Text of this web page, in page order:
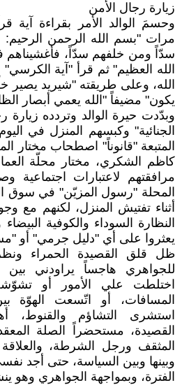
زيارة رجال الأمن
وحسمَ الوالد الأمر بقراءة آية
مرات "بسم الله الرحمن الرحيم:
سدّاً ومن خلفهم سدّاً،
الله العظيم" ثم قرأ "آية الكرسي"
الله، وعلى طريقته "شيريد يصير
يكون" مضيفاً "الله يعمي أبصار
وبدّدت حيرة الوالد وتردده زيارة
الجنائية" وكبسهم المنزل في
المتبعة "قانوناً" اصطحاب مختار
كاظم الشكري، مختار محلّة
مرافقتهم لاعتبارات اجتماعية
المحلة "رسول المزيّن" في سوق
أثناء تفتيش المنزل، لكنهم مع
النظارة السوداء والكوفية
يعثروا على أي "دليل جرمي" أو
ظل قلق القصيدة الحمراء
للجواهري هاجساً يراودني بين
اختلطت علي الأمور أو
المسافات، أو اتّسعت الهوّة
استشرى التشاؤم والقنوط،
القصيدة، مستحضراً الصلة
المثقف ورجل الشرطة، والعلاقة
وبينها وبين السياسة، حتى أجد
الفترة، وبمواجهة الجواهري وهو